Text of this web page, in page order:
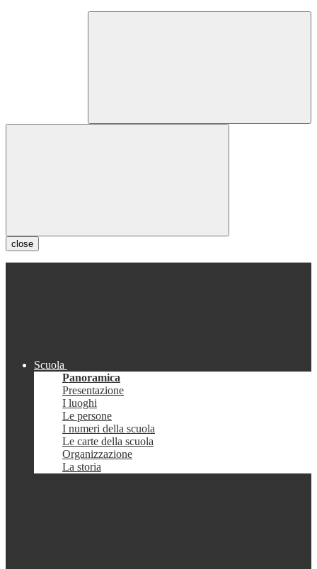
close
Scuola
Panoramica
Presentazione
I luoghi
Le persone
I numeri della scuola
Le carte della scuola
Organizzazione
La storia